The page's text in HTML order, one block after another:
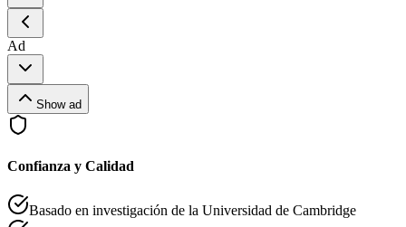
Ad
Show ad
Confianza y Calidad
Basado en investigación de la Universidad de Cambridge